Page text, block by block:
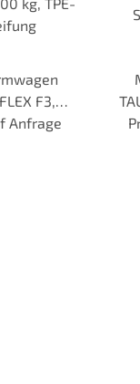
F3,
kg, TPE-
Anfrage